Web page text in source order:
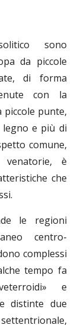
sono
da piccole
di forma
con la
piccole punte,
e più di
comune,
è
che
le regioni
centro-
complessi
tempo fa
e
distinte due